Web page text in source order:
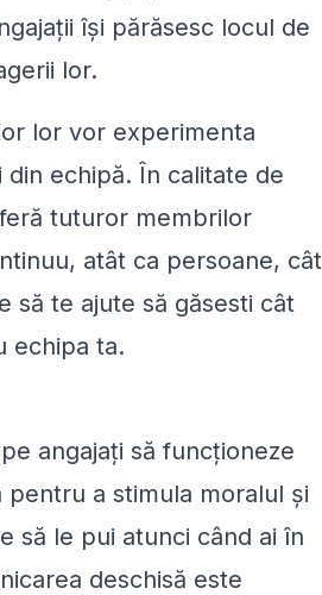
își părăsesc locul de
lor.
lor vor experimenta
echipă. În calitate de
tuturor membrilor
atât ca persoane, cât
să te ajute să găsesti cât
echipa ta.
angajați să funcționeze
pentru a stimula moralul și
să le pui atunci când ai în
deschisă este